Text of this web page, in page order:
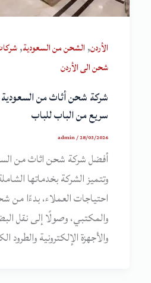
الأردن, الشحن من السعودية,
شحن الى الأردن
شركة شحن أثاث من السعودية
سريع من الباب للباب
admin/28/03/2026
أفضل شركة شحن اثاث من
وتتميز الشركة بخدماتها
احتياجات العملاء، بدءًا من
والمكتبي، وصولًا إلى نقل
والأجهزة الإلكترونية والطرود